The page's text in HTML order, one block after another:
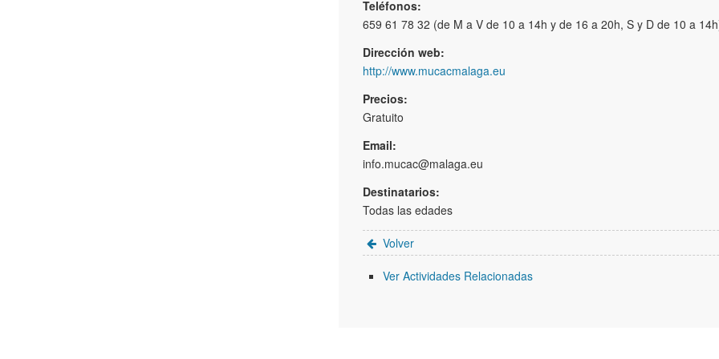
Teléfonos:
659 61 78 32 (de M a V de 10 a 14h y de 16 a 20h, S y D de 10 a
Dirección web:
http://www.mucacmalaga.eu
Precios:
Gratuito
Email:
info.mucac@malaga.eu
Destinatarios:
Todas las edades
Volver
Ver Actividades Relacionadas